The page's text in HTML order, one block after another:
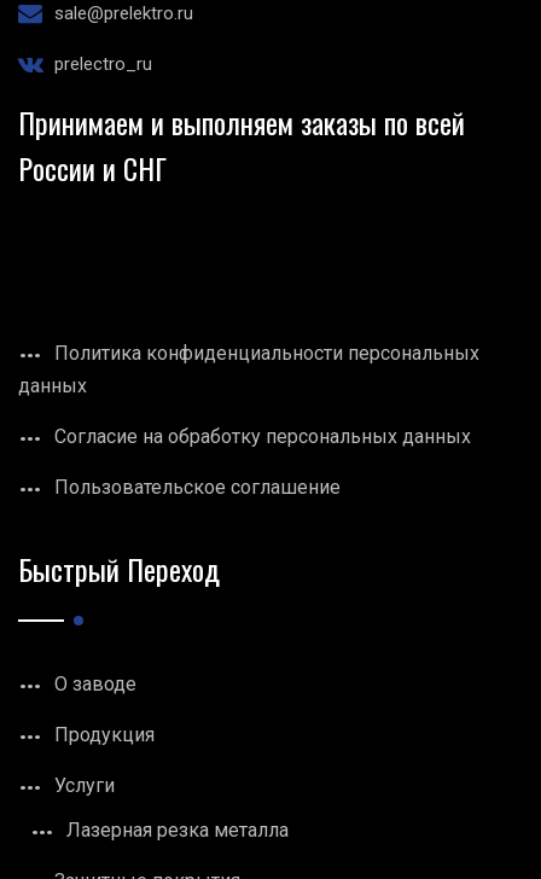
sale@prelektro.ru
prelectro_ru
Принимаем и выполняем заказы по всей
России и СНГ
Политика конфиденциальности персональных
данных
Согласие на обработку персональных данных
Пользовательское соглашение
Быстрый Переход
О заводе
Продукция
Услуги
Лазерная резка металла